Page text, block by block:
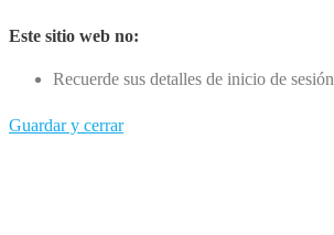
Este sitio web no:
Recuerde sus detalles de inicio de sesión
Guardar y cerrar